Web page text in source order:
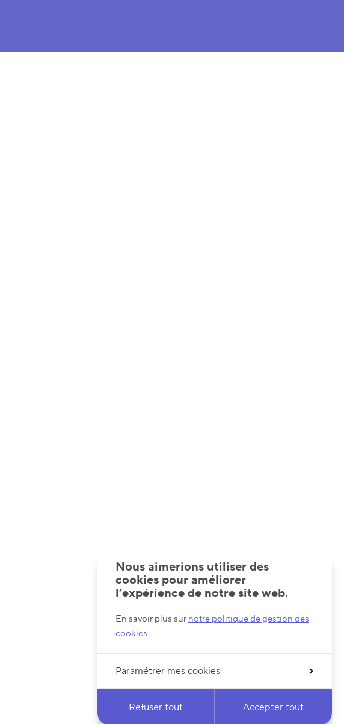
Nous aimerions utiliser des
cookies pour améliorer
l’expérience de notre site web.
En savoir plus sur notre politique de gestion des
cookies
Paramétrer mes cookies
Refuser tout Accepter tout